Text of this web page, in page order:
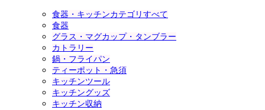
食器・キッチンカテゴリすべて
食器
グラス・マグカップ・タンブラー
カトラリー
鍋・フライパン
ティーポット・急須
キッチンツール
キッチングッズ
キッチン収納